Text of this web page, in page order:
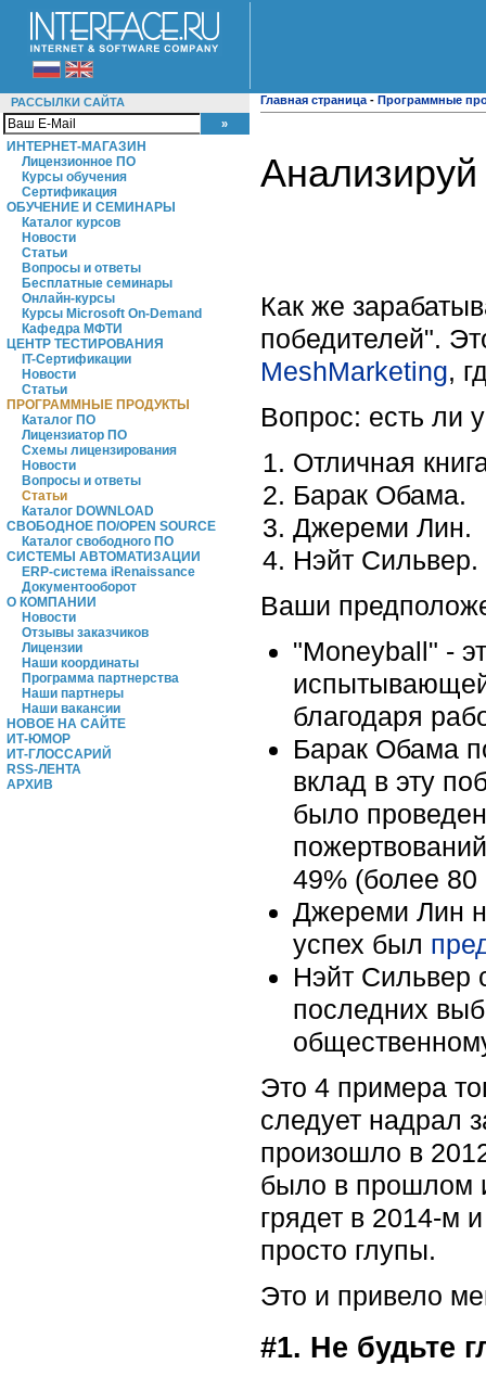
РАССЫЛКИ САЙТА
ИНТЕРНЕТ-МАГАЗИН
Лицензионное ПО
Курсы обучения
Сертификация
ОБУЧЕНИЕ И СЕМИНАРЫ
Каталог курсов
Новости
Статьи
Вопросы и ответы
Бесплатные семинары
Онлайн-курсы
Курсы Microsoft On-Demand
Кафедра МФТИ
ЦЕНТР ТЕСТИРОВАНИЯ
IT-Сертификации
Новости
Статьи
ПРОГРАММНЫЕ ПРОДУКТЫ
Каталог ПО
Лицензиатор ПО
Схемы лицензирования
Новости
Вопросы и ответы
Статьи
Каталог DOWNLOAD
СВОБОДНОЕ ПО/OPEN SOURCE
Каталог свободного ПО
СИСТЕМЫ АВТОМАТИЗАЦИИ
ERP-система iRenaissance
Документооборот
О КОМПАНИИ
Новости
Отзывы заказчиков
Лицензии
Наши координаты
Программа партнерства
Наши партнеры
Наши вакансии
НОВОЕ НА САЙТЕ
ИТ-ЮМОР
ИТ-ГЛОССАРИЙ
RSS-ЛЕНТА
АРХИВ
Главная страница - Программные
Как же
победителей".
MeshMarketing,
Вопрос: есть ли
Отличная
Барак Обама.
Джереми Лин.
Нэйт Сильвер.
Ваши
"Moneyball" -
благодаря
Барак Обама
вклад в эту
было
49% (более
Джереми Лин
успех был
Нэйт Сильвер
последних
Это 4 примера
следует надрал
произошло в
было в прошлом
грядет в 2014-м
просто глупы.
Это и привело
#1. Не будьте